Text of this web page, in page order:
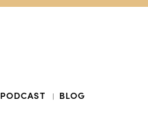
PODCAST BLOG